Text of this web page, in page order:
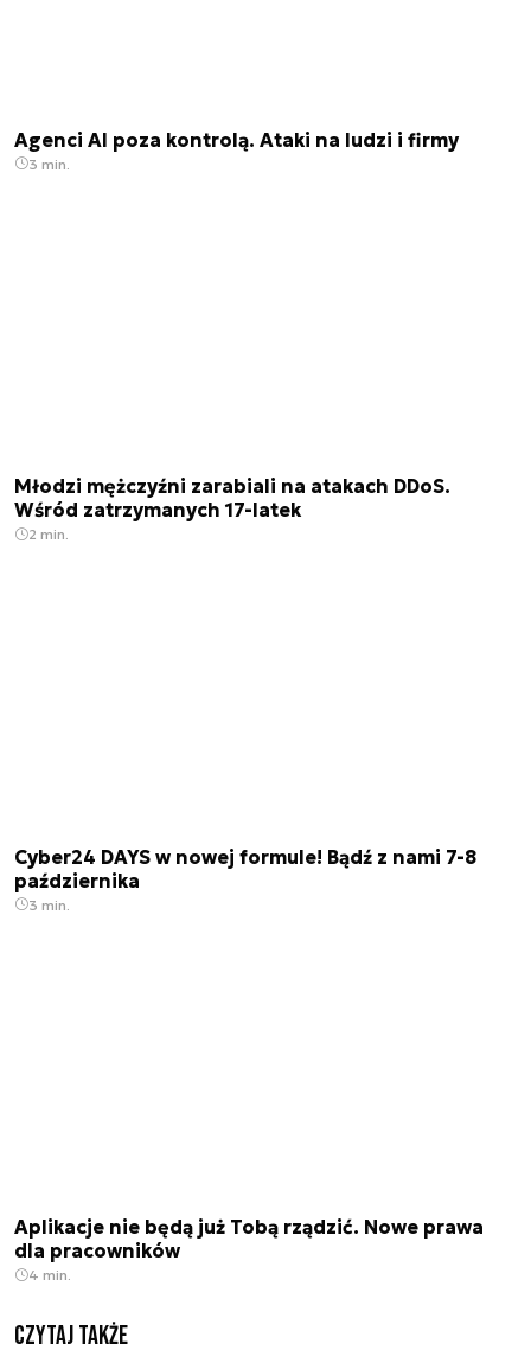
Agenci AI poza kontrolą. Ataki na ludzi i firmy
3 min.
Młodzi mężczyźni zarabiali na atakach DDoS.
Wśród zatrzymanych 17-latek
2 min.
Cyber24 DAYS w nowej formule! Bądź z nami 7-8
października
3 min.
Aplikacje nie będą już Tobą rządzić. Nowe prawa
dla pracowników
4 min.
Czytaj także